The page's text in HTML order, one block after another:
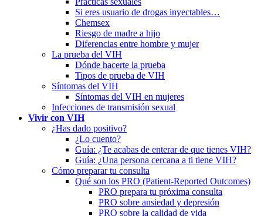
Si eres usuario de drogas inyectables…
Chemsex
Riesgo de madre a hijo
Diferencias entre hombre y mujer
La prueba del VIH
Dónde hacerte la prueba
Tipos de prueba de VIH
Síntomas del VIH
Síntomas del VIH en mujeres
Infecciones de transmisión sexual
Vivir con VIH
¿Has dado positivo?
¿Lo cuento?
Guía: ¿Te acabas de enterar de que tienes VIH?
Guía: ¿Una persona cercana a ti tiene VIH?
Cómo preparar tu consulta
Qué son los PRO (Patient-Reported Outcomes)
PRO prepara tu próxima consulta
PRO sobre ansiedad y depresión
PRO sobre la calidad de vida